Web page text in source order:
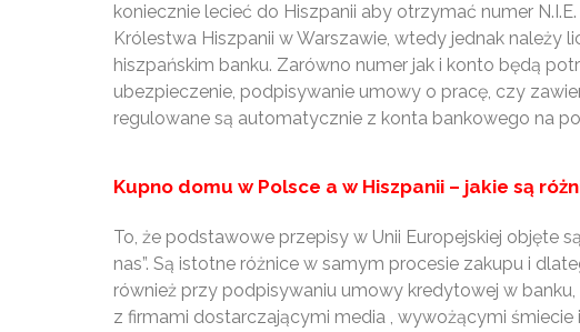
koniecznie lecieć do Hiszpanii aby otrzymać numer
Królestwa Hiszpanii w Warszawie, wtedy jednak należy
hiszpańskim banku. Zarówno numer jak i konto będą
ubezpieczenie, podpisywanie umowy o pracę, czy
regulowane są automatycznie z konta bankowego na
Kupno domu w Polsce a w Hiszpanii – jakie są
To, że podstawowe przepisy w Unii Europejskiej objęte
nas”. Są istotne różnice w samym procesie zakupu i
również przy podpisywaniu umowy kredytowej w
z firmami dostarczającymi media , wywożącymi